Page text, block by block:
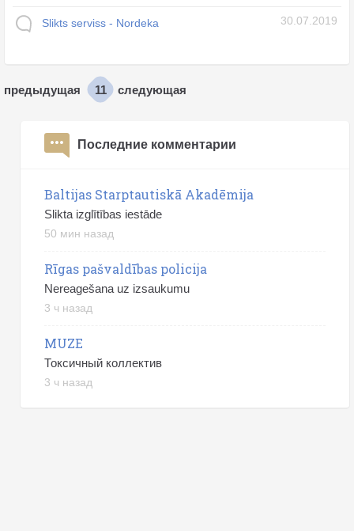
Slikts serviss - Nordeka 30.07.2019
предыдущая 11 следующая
Последние комментарии
Baltijas Starptautiskā Akadēmija
Slikta izglītības iestāde
50 мин назад
Rīgas pašvaldības policija
Nereagešana uz izsaukumu
3 ч назад
MUZE
Токсичный коллектив
3 ч назад